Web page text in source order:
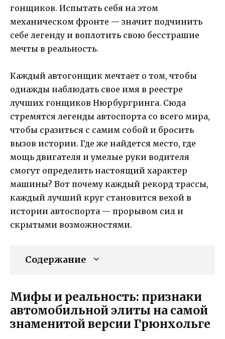
гонщиков. Испытать себя на этом
механическом фронте — значит подчинить
себе легенду и воплотить свою бесстрашие
мечты в реальность.
Каждый автогонщик мечтает о том, чтобы
однажды наблюдать свое имя в реестре
лучших гонщиков Нюрбургринга. Сюда
стремятся легенды автоспорта со всего мира,
чтобы сразиться с самим собой и бросить
вызов истории. Где же найдется место, где
мощь двигателя и умелые руки водителя
смогут определить настоящий характер
машины? Вот почему каждый рекорд трассы,
каждый лучший круг становится вехой в
истории автоспорта — прорывом сил и
скрытыми возможностями.
Содержание
Мифы и реальность: признаки
автомобильной элиты на самой
знаменитой версии Грюнхольге